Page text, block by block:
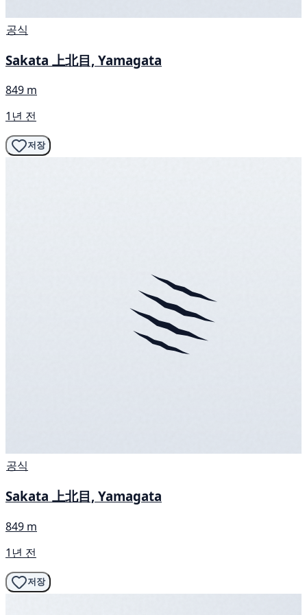
공식
Sakata 上北目, Yamagata
849 m
1년 전
저장
공식
Sakata 上北目, Yamagata
849 m
1년 전
저장